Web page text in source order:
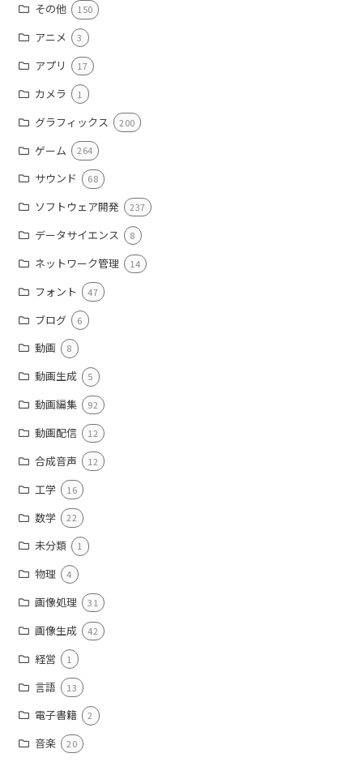
その他 150
アニメ 3
アプリ 17
カメラ 1
グラフィックス 200
ゲーム 264
サウンド 68
ソフトウェア開発 237
データサイエンス 8
ネットワーク管理 14
フォント 47
ブログ 6
動画 8
動画生成 5
動画編集 92
動画配信 12
合成音声 12
工学 16
数学 22
未分類 1
物理 4
画像処理 31
画像生成 42
経営 1
言語 13
電子書籍 2
音楽 20